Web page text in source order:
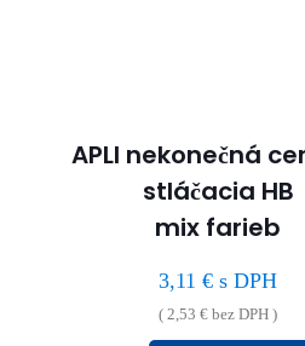
APLI nekonečná
stláčacia HB
mix farieb
3,11€ s DPH
(2,53€ bez DPH )